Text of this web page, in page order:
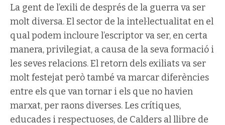
La gent de l’exili de després de la guerra va ser
molt diversa. El sector de la intel·lectualitat en el
qual podem incloure l’escriptor va ser, en certa
manera, privilegiat, a causa de la seva formació i
les seves relacions. El retorn dels exiliats va ser
molt festejat però també va marcar diferències
entre els que van tornar i els que no havien
marxat, per raons diverses. Les crítiques,
educades i respectuoses, de Calders al llibre de